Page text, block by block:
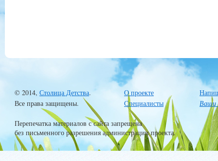
© 2014, Столица Детства.
Все права защищены.
О проекте
Специалисты
Ваши
Перепечатка материалов с сайта запрещена
без письменного разрешения администрации проекта.